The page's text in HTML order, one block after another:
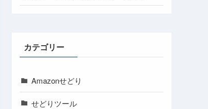
カテゴリー
Amazonせどり
せどりツール